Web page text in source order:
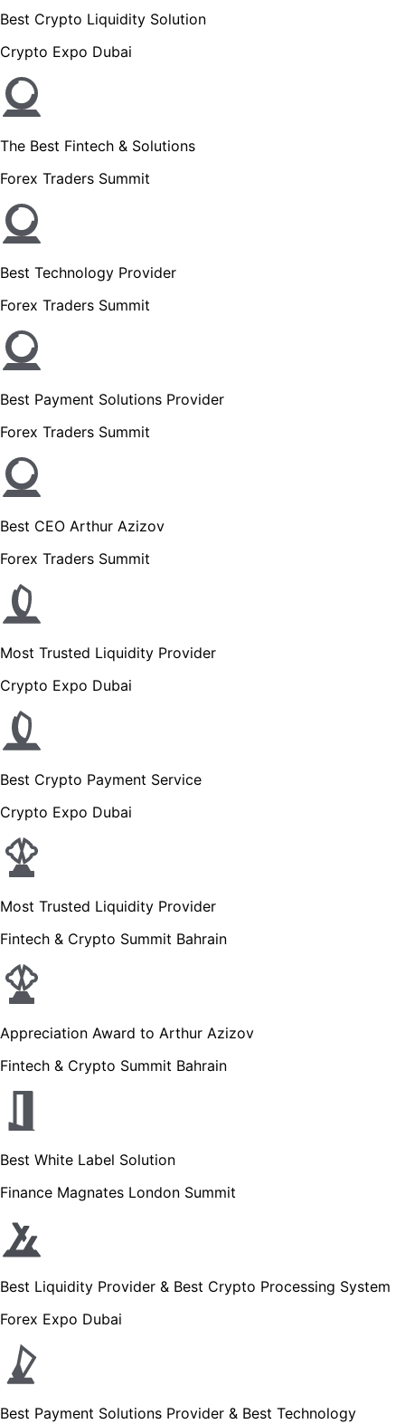
Best Crypto Liquidity Solution
Crypto Expo Dubai
The Best Fintech & Solutions
Forex Traders Summit
Best Technology Provider
Forex Traders Summit
Best Payment Solutions Provider
Forex Traders Summit
Best CEO Arthur Azizov
Forex Traders Summit
Most Trusted Liquidity Provider
Crypto Expo Dubai
Best Crypto Payment Service
Crypto Expo Dubai
Most Trusted Liquidity Provider
Fintech & Crypto Summit Bahrain
Appreciation Award to Arthur Azizov
Fintech & Crypto Summit Bahrain
Best White Label Solution
Finance Magnates London Summit
Best Liquidity Provider & Best Crypto Processing System
Forex Expo Dubai
Best Payment Solutions Provider & Best Technology